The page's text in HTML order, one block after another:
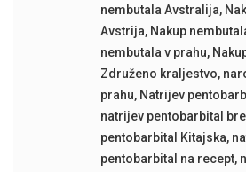
nembutala Avstralija,
Avstrija, Nakup
nembutala v prahu,
Združeno kraljestvo,
prahu, Natrijev
natrijev pentobarbital
pentobarbital Kitajska,
pentobarbital na recept,